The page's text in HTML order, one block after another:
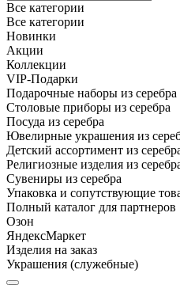
Все категории
Все категории
Новинки
Акции
Коллекции
VIP-Подарки
Подарочные наборы из серебра
Столовые приборы из серебра
Посуда из серебра
Ювелирные украшения из
Детский ассортимент из
Религиозные изделия из
Сувениры из серебра
Упаковка и сопутствующие
Полный каталог для партнеров
Озон
ЯндексМаркет
Изделия на заказ
Украшения (служебные)